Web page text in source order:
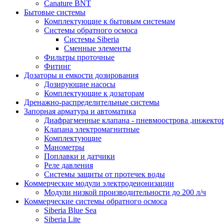
Сanature BNT
Бытовые системы
Комплектующие к бытовым системам
Системы обратного осмоса
Системы Siberia
Сменные элементы
Фильтры проточные
Фитинг
Дозаторы и емкости дозирования
Дозирующие насосы
Комплектующие к дозаторам
Дренажно-распределительные системы
Запорная арматура и автоматика
Диафрагменные клапана - пневмоострова
Клапана электромагнитные
Комплектующие
Манометры
Поплавки и датчики
Реле давления
Системы защиты от протечек воды
Коммерческие модули электродеионизации
Модули низкой производительности до 200 л/ч
Коммерческие системы обратного осмоса
Siberia Blue Sea
Siberia Lite